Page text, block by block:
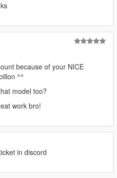
because of your NICE
^^
model too?
work bro!
in discord